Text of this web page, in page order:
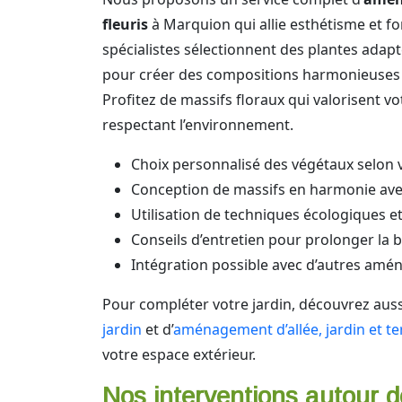
fleurisà Marquion qui allie esthétisme et
spécialistes sélectionnent des plantes
pour créer des compositions
Profitez de massifs floraux qui valorisent
respectant l’environnement.
Choix personnalisé des végétaux selon
Conception de massifs en harmonie
Utilisation de techniques écologiques
Conseils d’entretien pour prolonger la
Intégration possible avec d’autres
Pour compléter votre jardin, découvrez
jardin et d’aménagement d’allée, jardin et
votre espace extérieur.
Nos interventions autour